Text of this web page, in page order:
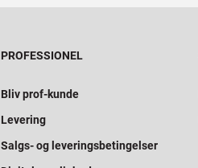
PROFESSIONEL
Bliv prof-kunde
Levering
Salgs- og leveringsbetingelser